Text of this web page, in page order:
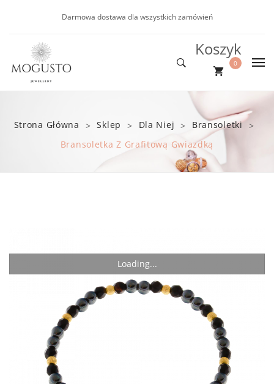
Darmowa dostawa dla wszystkich zamówień
Koszyk
0
Nie ma produktów w koszyku.
Kolczyki
Bransoletki
NOWOŚCI
Strona Główna > Sklep > Dla Niej > Bransoletki >
Bransoletka Z Grafitową Gwiazdką
Loading...